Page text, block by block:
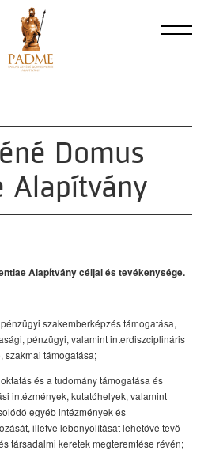
Domus
Alapítvány
Alapítvány céljai és tevékenysége.
szakemberképzés támogatása,
pénzügyi, valamint interdiszciplináris
szakmai támogatása;
és a tudomány támogatása és
intézmények, kutatóhelyek, valamint
egyéb intézmények és
illetve lebonyolítását lehetővé tevő
társadalmi keretek megteremtése révén;